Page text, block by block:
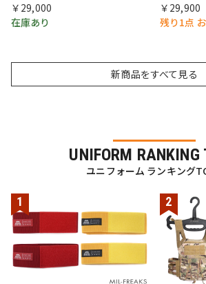
￥29,000
在庫あり
￥29,900
残り1点
新商品をすべて見る
UNIFORM RANKING
ユニフォーム ランキング